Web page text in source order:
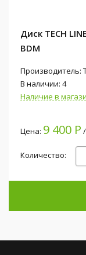
Диск TECH
BDM
Производитель:
В наличии: 4
Наличие в
Цена: 9 400 Р
Количество: